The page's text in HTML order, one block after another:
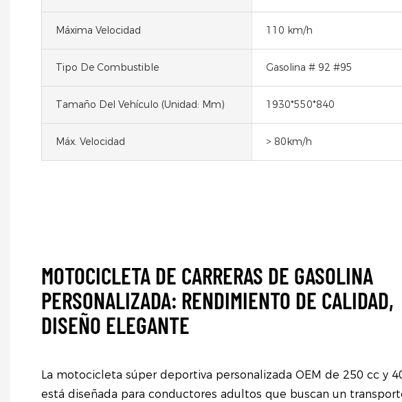
Máxima Velocidad 110 km/h
Tipo De Combustible Gasolina # 92 #95
Tamaño Del Vehículo (unidad: Mm) 1930*550*840
Máx. Velocidad > 80km/h
MOTOCICLETA DE CARRERAS DE GASOLINA
PERSONALIZADA: RENDIMIENTO DE CALIDAD,
DISEÑO ELEGANTE
La motocicleta súper deportiva personalizada OEM de 250 cc y
está diseñada para conductores adultos que buscan un